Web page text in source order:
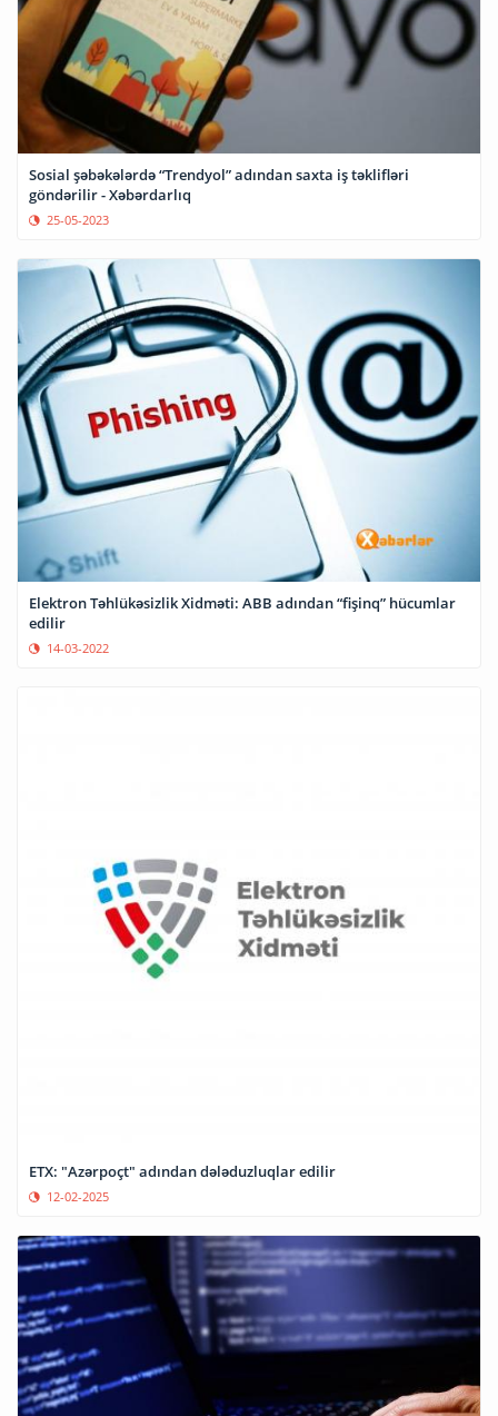
Sosial şəbəkələrdə “Trendyol” adından saxta iş təklifləri
göndərilir - Xəbərdarlıq
25-05-2023
Elektron Təhlükəsizlik Xidməti: ABB adından “fişinq” hücumlar
edilir
14-03-2022
ETX: "Azərpoçt" adından dələduzluqlar edilir
12-02-2025